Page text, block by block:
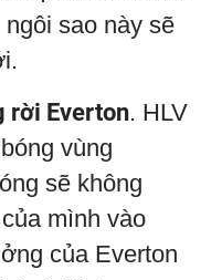
sao này sẽ
rời Everton. HLV
vùng
sẽ không
mình vào
của Everton